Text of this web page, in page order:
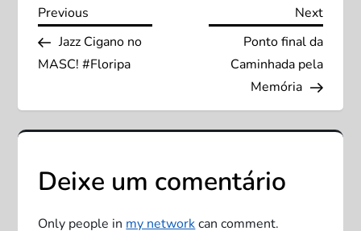
N
a
e
g
a
Previous
Post
Previous
Jazz Cigano no
MASC! #Floripa
Next
Next
Ponto final da
Caminhada pela
Memória
Deixe um comentário
Only people in my networkcan comment.